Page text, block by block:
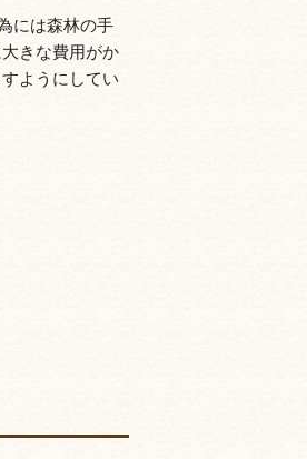
には森林の手
きな費用がか
ようにしてい